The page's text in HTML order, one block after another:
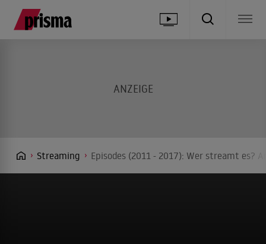
Streaming Episodes (2011 - 2017): Wer streamt es?